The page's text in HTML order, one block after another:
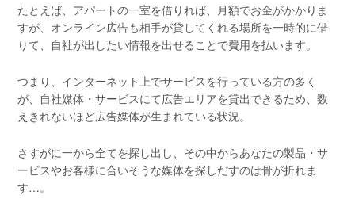
たとえば、アパートの一室を借りれば、月額でお金がかかりま
すが、オンライン広告も相手が貸してくれる場所を一時的に借
りて、自社が出したい情報を出せることで費用を払います。
つまり、インターネット上でサービスを行っている方の多く
が、自社媒体・サービスにて広告エリアを貸出できるため、数
えきれないほど広告媒体が生まれている状況。
さすがに一から全てを探し出し、その中からあなたの製品・サ
ービスやお客様に合いそうな媒体を探しだすのは骨が折れま
す…。